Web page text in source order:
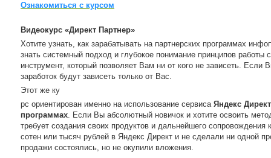
Ознакомиться с курсом
Видеокурс «Директ Партнер»
Хотите узнать, как зарабатывать на партнерских программах
знать системный подход и глубокое понимание принципов
инструмент, который позволяет Вам ни от кого не зависеть.
заработок будут зависеть только от Вас.
Этот же ку
рс ориентирован именно на использование сервиса Яндекс
программах. Если Вы абсолютный новичок и хотите освоить
требует создания своих продуктов и дальнейшего
сотен или тысяч рублей в Яндекс Директ и не сделали ни одной
продажи состоялись, но не окупили вложения.